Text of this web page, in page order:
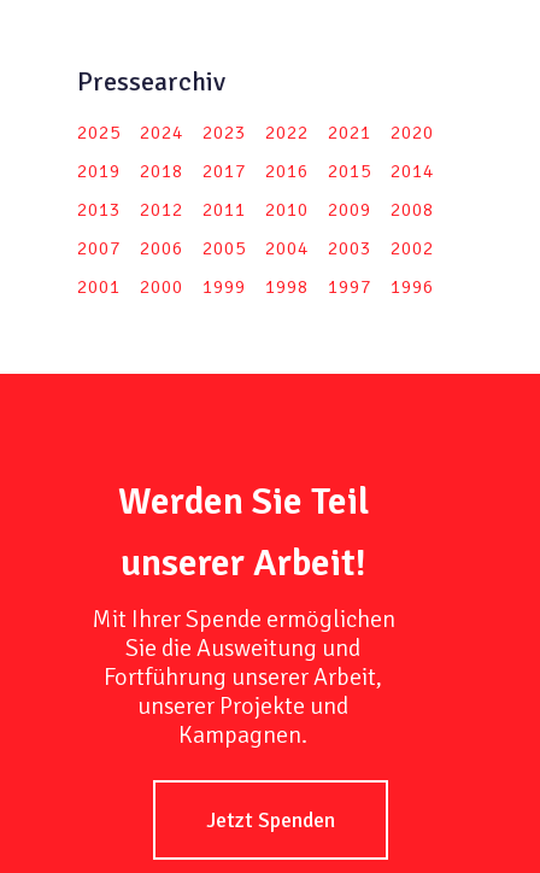
Pressearchiv
2025 2024 2023 2022 2021
2020
2019
2018 2017 2016 2015
2014
2013
2012 2011 2010 2009
2008
2007
2006 2005 2004 2003
2002
2001
2000 1999 1998 1997 1996
Werden Sie Teil
unserer Arbeit!
Mit Ihrer Spende ermöglichen
Sie die Ausweitung und
Fortführung unserer Arbeit,
unserer Projekte und
Kampagnen.
Jetzt Spenden